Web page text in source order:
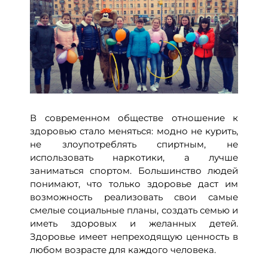
В современном обществе отношение к
здоровью стало меняться: модно не курить,
не злоупотреблять спиртным, не
использовать наркотики, а лучше
заниматься спортом. Большинство людей
понимают, что только здоровье даст им
возможность реализовать свои самые
смелые социальные планы, создать семью и
иметь здоровых и желанных детей.
Здоровье имеет непреходящую ценность в
любом возрасте для каждого человека.